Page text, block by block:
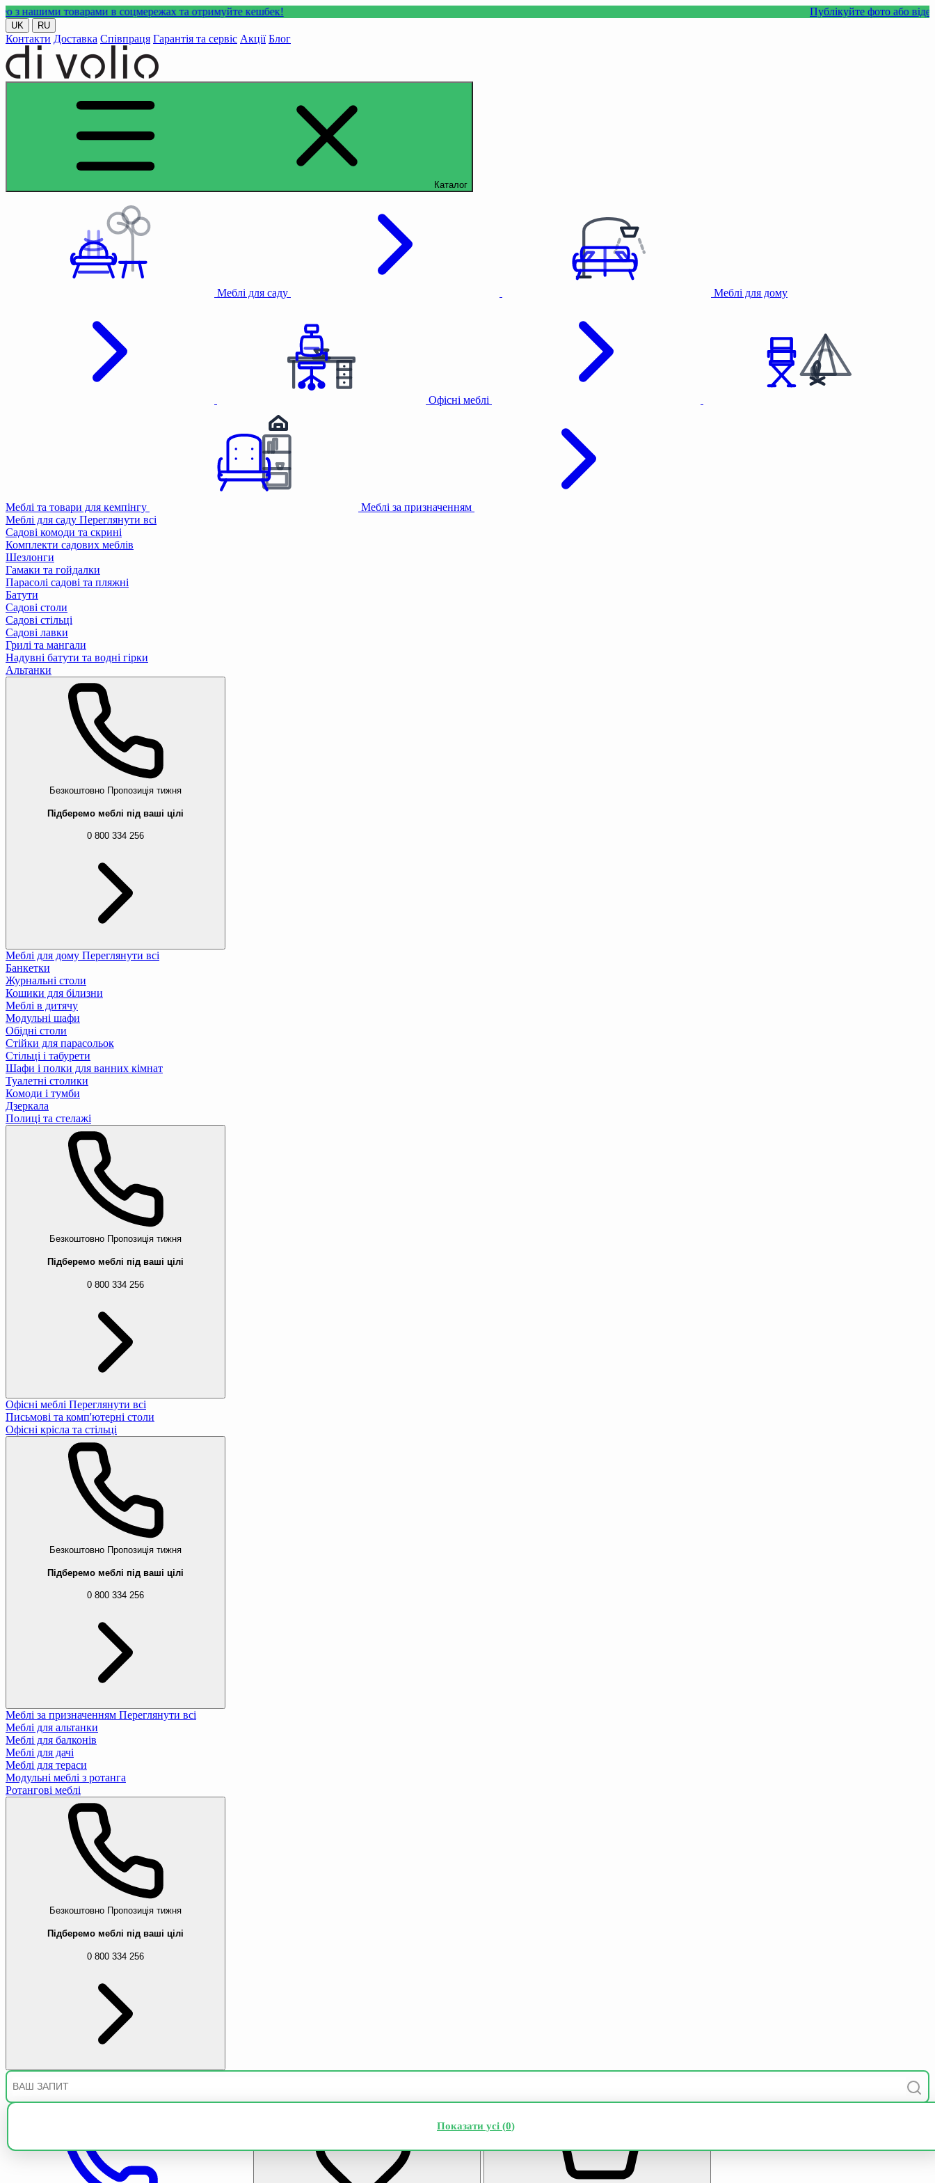
в соцмережах та отримуйте кешбек! Публікуйте фото або відео з нашими
UK RU
Контакти Доставка Співпраця Гарантія та сервіс Акції Блог
Каталог
Меблі для саду Меблі для дому
Офісні меблі
Меблі та товари для кемпінгу
Меблі за призначенням
Меблі для саду Переглянути всі
Садові комоди та скрині
Комплекти садових меблів
Шезлонги
Гамаки та гойдалки
Парасолі садові та пляжні
Батути
Садові столи
Садові стільці
Садові лавки
Грилі та мангали
Надувні батути та водні гірки
Альтанки
Безкоштовно Пропозиція тижня
Підберемо меблі під ваші цілі
0 800 334 256
Меблі для дому Переглянути всі
Банкетки
Журнальні столи
Кошики для білизни
Меблі в дитячу
Модульні шафи
Обідні столи
Стійки для парасольок
Стільці і табурети
Шафи і полки для ванних кімнат
Туалетні столики
Комоди і тумби
Дзеркала
Полиці та стелажі
Безкоштовно Пропозиція тижня
Підберемо меблі під ваші цілі
0 800 334 256
Офісні меблі Переглянути всі
Письмові та комп'ютерні столи
Офісні крісла та стільці
Безкоштовно Пропозиція тижня
Підберемо меблі під ваші цілі
0 800 334 256
Меблі за призначенням Переглянути всі
Меблі для альтанки
Меблі для балконів
Меблі для дачі
Меблі для тераси
Модульні меблі з ротанга
Ротангові меблі
Безкоштовно Пропозиція тижня
Підберемо меблі під ваші цілі
0 800 334 256
Показати усі (0)